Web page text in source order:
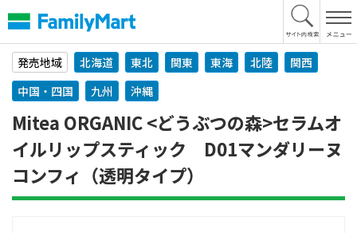
文
へ
発売地域
北海道 東北 関東 東海 北陸
関西
中国・四国
九州 沖縄
Mitea ORGANIC <どうぶつの森>セラムオ
イルリップスティック D01マンダリーヌ
コンフィ（透明タイプ）